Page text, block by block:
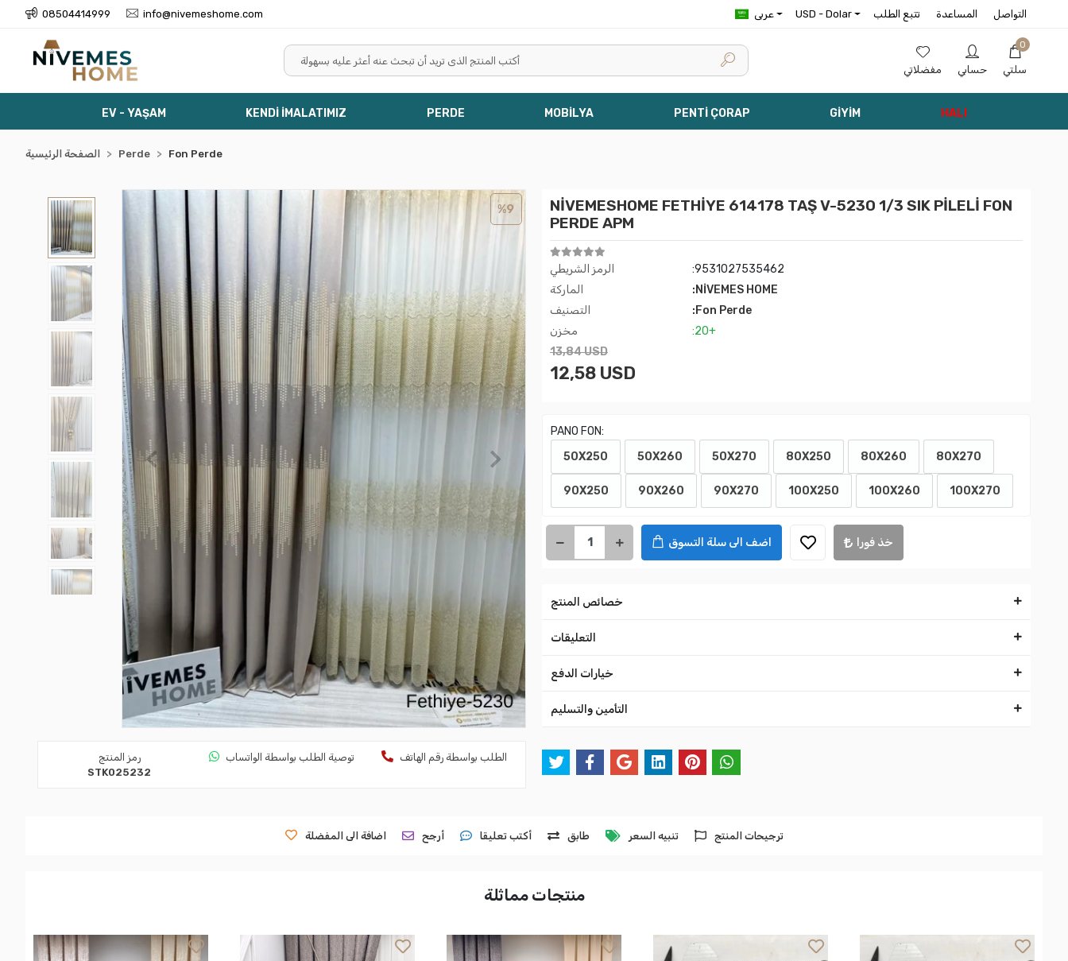
08504414999 info@nivemeshome.com عربى USD - Dolar تتبع الطلب المساعدة التواصل
مفضلاتي حسابي
0
سلتي
EV - YAŞAM KENDİ İMALATIMIZ PERDE MOBİLYA PENTİ ÇORAP GİYİM HALI
الصفحة الرئيسية Perde Fon Perde
%9
رمز المنتج
STK025232
توصية الطلب بواسطة الواتساب الطلب بواسطة رقم الهاتف
NİVEMESHOME FETHİYE 614178 TAŞ V-5230 1/3 SIK PİLELİ FON
PERDE APM
الرمز الشريطي
:9531027535462
الماركة
:NİVEMES HOME
التصنيف
:Fon Perde
مخزن
:20+
13,84 USD
12,58 USD
PANO FON:
50X250
50X260 50X270 80X250 80X260 80X270
90X250 90X260 90X270 100X250 100X260 100X270
اضف الى سلة التسوق خذ فورا
خصائص المنتج
التعليقات
خيارات الدفع
التأمين والتسليم
اضافة الى المفضلة أرجح أكتب تعليقا طابق تنبيه السعر ترجيحات المنتج
منتجات مماثلة